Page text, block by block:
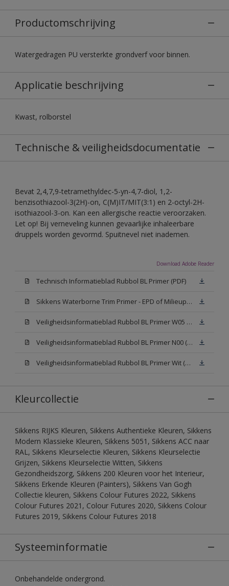
Productomschrijving
Watergedragen PU versterkte grondverf voor binnen.
Applicatie beschrijving
Kwast, rolborstel
Technische & veiligheidsdocumentatie
Bevat 2,4,7,9-tetramethyldec-5-yn-4,7-diol, 1,2-
benzisothiazool-3(2H)-on, C(M)IT/MIT(3:1) en 2-octyl-2H-
isothiazool-3-on. Kan een allergische reactie veroorzaken.
Let op! Bij verneveling kunnen gevaarlijke inhaleerbare
druppels worden gevormd. Spuitnevel niet inademen.
Download Adobe Reader
Technisch Informatieblad Rubbol BL Primer (PDF)
Sikkens Waterborne Trim Primer - EPD of Milieuproductverklaring
Veiligheidsinformatieblad Rubbol BL Primer W05 (MSDS)
Veiligheidsinformatieblad Rubbol BL Primer N00 (MSDS)
Veiligheidsinformatieblad Rubbol BL Primer Wit (MSDS)
Kleurcollectie
Sikkens RIJKS Kleuren, Sikkens Authentieke Kleuren, Sikkens
Modern Klassieke Kleuren, Sikkens 5051, Sikkens ACC naar
RAL, Sikkens Kleurselectie Kleuren, Sikkens Kleurselectie
Grijzen, Sikkens Kleurselectie Witten, Sikkens
Gezondheidszorg, Sikkens 200 Kleuren voor het Interieur,
Sikkens Erkende Kleuren (Painters), Sikkens Van Gogh
Collectie kleuren, Sikkens Colour Futures 2022, Sikkens
Colour Futures 2021, Colour Futures 2020, Sikkens Colour
Futures 2019, Sikkens Colour Futures 2018
Systeeminformatie
Onbehandelde ondergrond.